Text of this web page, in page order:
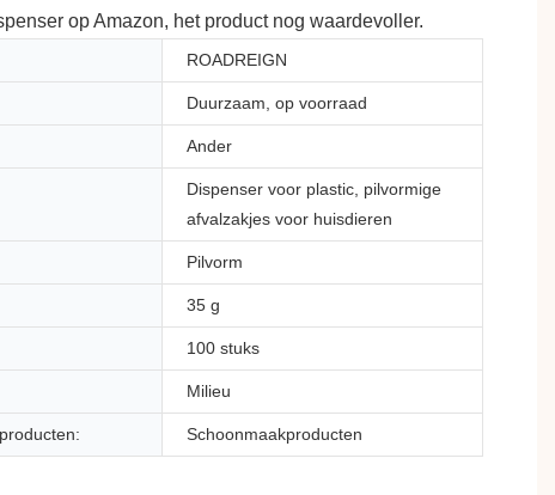
op Amazon, het product nog waardevoller.
ROADREIGN
Duurzaam, op voorraad
Ander
Dispenser voor plastic, pilvormige
afvalzakjes voor huisdieren
Pilvorm
35 g
100 stuks
Milieu
Schoonmaakproducten